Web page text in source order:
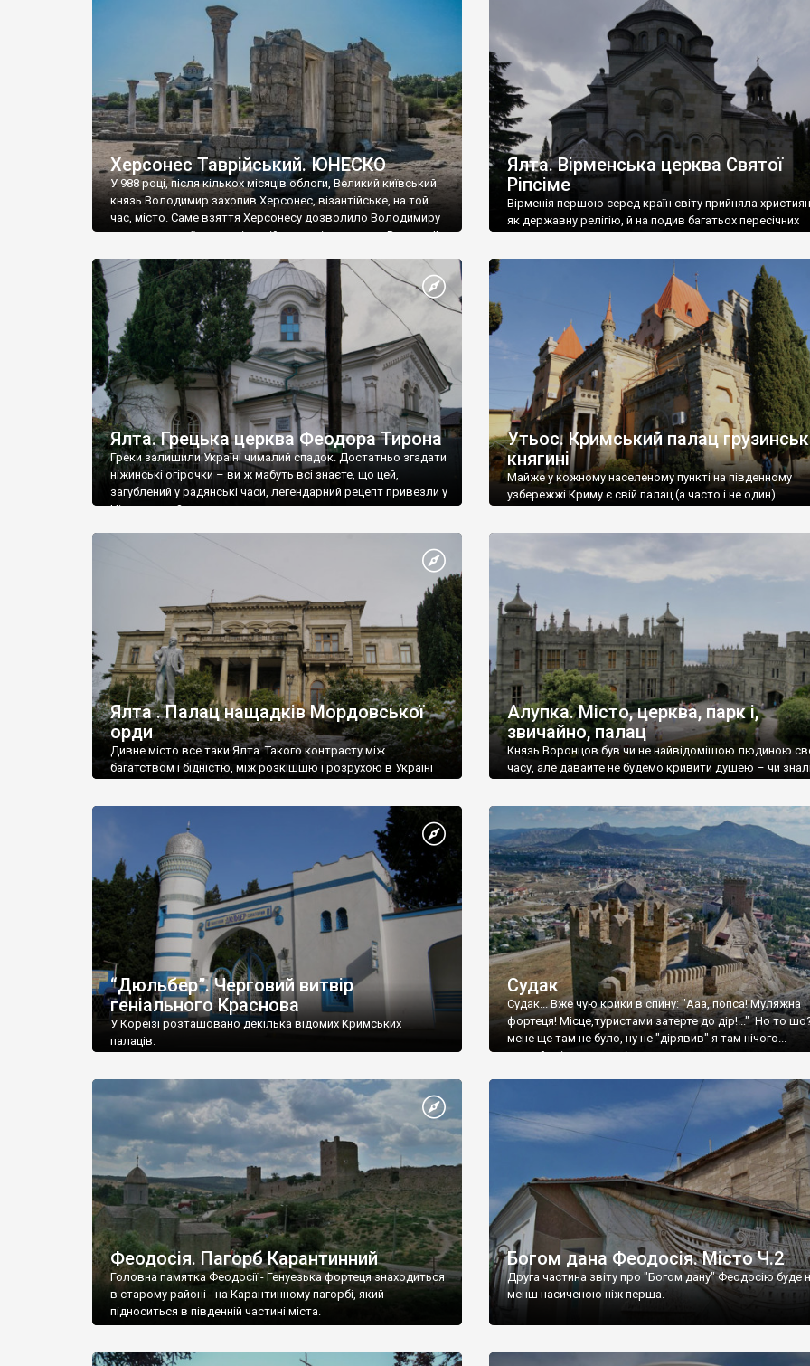
візантійської доби. Раритети викрадені з фондів об’єкту
культурної спадщини ЮНЕСКО «Херсонеса Таврійського».
Офіційно – на виставку «Золото Візантії», але експерти та
влада в Україні вважають це лише […]
називаються «повстяками» (postaki)…” “Вино. Крим
виробляє відмінне вино і його вдосталь: воно все
легке біле і дуже […]
Херсонес Таврійський. ЮНЕСКО
У 988 році, після кількох місяців облоги, Великий київський
князь Володимир захопив Херсонес, візантійське, на той
час, місто. Саме взяття Херсонесу дозволило Володимиру
диктувати свої умови візантійському імператору Василю ІІ,
Херсонесі Володимир-язичник, став Василем-
християнином. А потім було Хрещення Русі. На честь
Херсонесу Таврійського названо місто […]
Ялта. Вірменська церква Святої
Ріпсіме
Вірменія першою серед країн світу прийняла
як державну релігію, й на подив багатьох пересічних
Ялта. Грецька церква Феодора Тирона
Греки залишили Україні чималий спадок. Достатньо згадати
ніжинські огірочки – ви ж мабуть всі знаєте, що цей,
загублений у радянські часи, легендарний рецепт привезли у
Ніжин греки?
Утьос. Кримський палац
княгині
Майже у кожному населеному пункті на південному
узбережжі Криму є свій палац (а часто і не один).
Ялта . Палац нащадків Мордовської
орди
Дивне місто все таки Ялта. Такого контрасту між
багатством і бідністю, між розкішшю і розрухою в Україні
Алупка. Місто, церква, парк і,
звичайно, палац
Князь Воронцов був чи не найвідомішою людиною
часу, але давайте не будемо кривити душею – чи
“Дюльбер”. Черговий витвір
геніального Краснова
У Кореїзі розташовано декілька відомих Кримських
палаців.
Судак
Судак... Вже чую крики в спину: "Ааа, попса! Муляжна
фортеця! Місце,туристами затерте до дір!..." Но то
мене ще там не було, ну не "дірявив" я там нічого...
принаймні до цього літа.
Феодосія. Пагорб Карантинний
Головна памятка Феодосії - Генуезька фортеця знаходиться
в старому районі - на Карантинному пагорбі, який
підноситься в південній частині міста.
Богом дана Феодосія. Місто Ч.2
Друга частина звіту про "Богом дану" Феодосію буде
менш насиченою ніж перша.